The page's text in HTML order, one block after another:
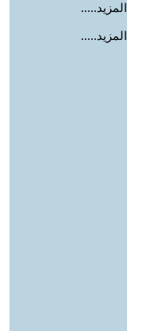
المزيد.....
المزيد.....